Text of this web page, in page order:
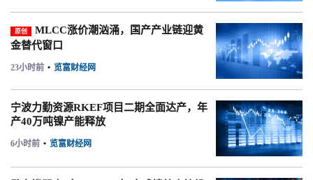
原创
MLCC涨价潮汹涌，国产产业链迎黄
金替代窗口
23小时前 • 览富财经网
宁波力勤资源RKEF项目二期全面达产，年
产40万吨镍产能释放
6小时前 • 览富财经网